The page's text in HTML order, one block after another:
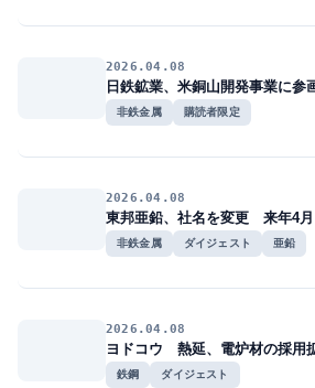
2026.04.08
日鉄鉱業、米銅山開発事業に
非鉄金属 購読者限定
2026.04.08
東邦亜鉛、社名を変更 来年4
非鉄金属 ダイジェスト 亜鉛
2026.04.08
ヨドコウ 熱延、電炉材の採用
鉄鋼 ダイジェスト